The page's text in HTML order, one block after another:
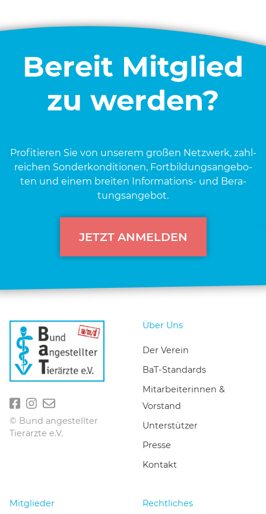
Bereit Mitglied
zu werden?
Pro­fi­tie­ren Sie von unse­rem gro­ßen Netz­werk, zahl­
rei­chen Son­der­kon­di­tio­nen, Fort­bil­dungs­an­ge­bo­
ten und einem brei­ten Infor­ma­ti­ons- und Bera­
tungs­an­ge­bot.
JETZT ANMELDEN
© Bund angestellter
Tierärzte e.V.
Über Uns
Der Verein
BaT-Standards
Mitarbeiterinnen &
Vorstand
Unterstützer
Presse
Kontakt
Mitglieder Rechtliches